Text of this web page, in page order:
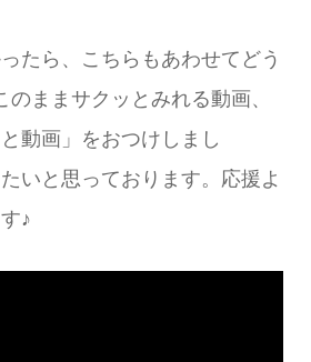
たら、こちらもあわせてどう
ままサクッとみれる動画、
動画」をおつけしまし
いと思っております。応援よ
♪